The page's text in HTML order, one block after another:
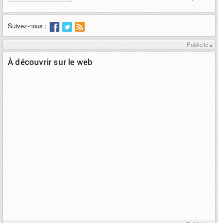
Suivez-nous :
Publicité ▴
À découvrir sur le web